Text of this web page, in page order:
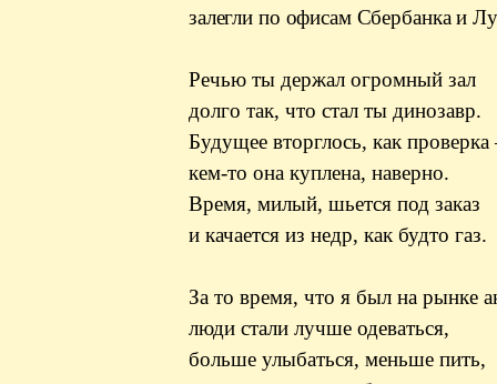
залегли по офисам Сбербанка и
Речью ты держал огромный зал
долго так, что стал ты динозавр.
Будущее вторглось, как
кем-то она куплена, наверно.
Время, милый, шьется под заказ
и качается из недр, как будто газ.
За то время, что я был на рынке
люди стали лучше одеваться,
больше улыбаться, меньше пить,